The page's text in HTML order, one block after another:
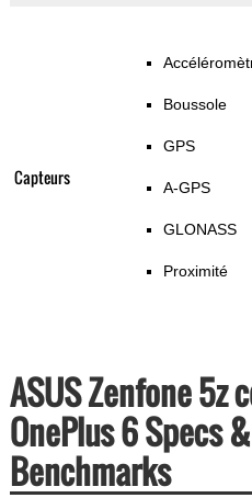
Capteurs
Boussole
GPS
A-GPS
GLONASS
Proximité
ASUS Zenfone 5z
OnePlus 6 Specs
Benchmarks